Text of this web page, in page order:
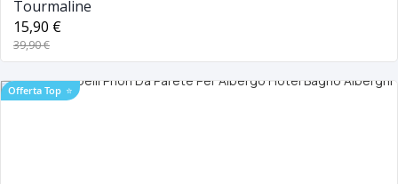
Tourmaline
15,90 €
39,90 €
Offerta Top ⭐